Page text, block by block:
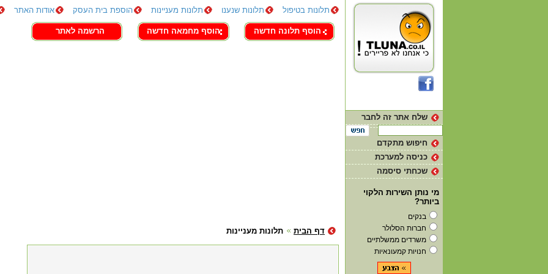
תלונות בטיפול תלונות שנענו תלונות מעניינות הוספת בית העסק אודות האתר
צור קשר
הוסף תלונה חדשה הוסף מחמאה חדשה הרשמה לאתר
תלונות מעניינות דף הבית
שלח אתר זה לחבר
חיפוש מתקדם
כניסה למערכת
שכחתי סיסמה
מי נותן השירות הלקוי
ביותר?
בנקים
חברות הסלולר
משרדים ממשלתיים
חנויות קמעונאיות